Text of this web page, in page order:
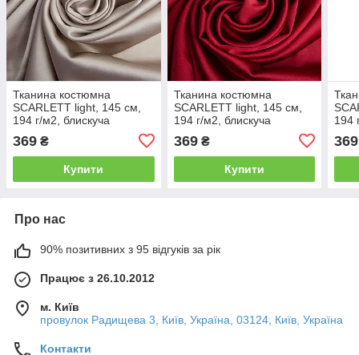
Тканина костюмна
SCARLETT light, 145 см,
194 г/м2, блискуча
вечірнього плаття,
атласна
369 ₴
Купити
Тканина костюмна
SCARLETT light, 145 см,
194 г/м2, блискуча
вечірнього плаття,
атласна
369₴
Купити
194
369
Про нас
90% позитивних з 95 відгуків за рік
Працює з 26.10.2012
м. Київ
провулок Радищева 3, Київ, Україна, 03124, Київ, Україна
Контакти